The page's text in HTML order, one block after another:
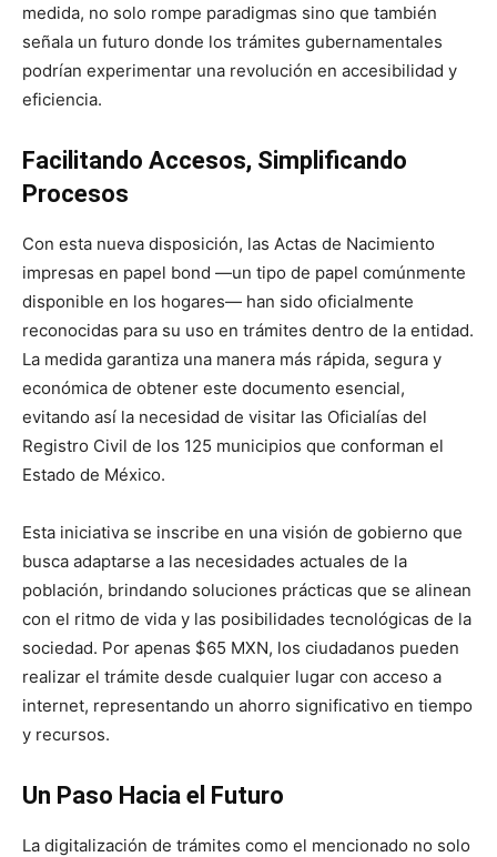
medida, no solo rompe paradigmas sino que también
señala un futuro donde los trámites gubernamentales
podrían experimentar una revolución en accesibilidad y
eficiencia.
Facilitando Accesos, Simplificando
Procesos
Con esta nueva disposición, las Actas de Nacimiento
impresas en papel bond —un tipo de papel comúnmente
disponible en los hogares— han sido oficialmente
reconocidas para su uso en trámites dentro de la entidad.
La medida garantiza una manera más rápida, segura y
económica de obtener este documento esencial,
evitando así la necesidad de visitar las Oficialías del
Registro Civil de los 125 municipios que conforman el
Estado de México.
Esta iniciativa se inscribe en una visión de gobierno que
busca adaptarse a las necesidades actuales de la
población, brindando soluciones prácticas que se alinean
con el ritmo de vida y las posibilidades tecnológicas de la
sociedad. Por apenas $65 MXN, los ciudadanos pueden
realizar el trámite desde cualquier lugar con acceso a
internet, representando un ahorro significativo en tiempo
y recursos.
Un Paso Hacia el Futuro
La digitalización de trámites como el mencionado no solo